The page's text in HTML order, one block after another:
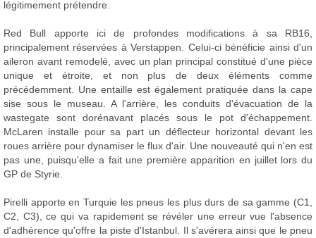
légitimement prétendre.
Red Bull apporte ici de profondes modifications à sa RB16,
principalement réservées à Verstappen. Celui-ci bénéficie ainsi d'un
aileron avant remodelé, avec un plan principal constitué d'une pièce
unique et étroite, et non plus de deux éléments comme
précédemment. Une entaille est également pratiquée dans la cape
sise sous le museau. A l'arrière, les conduits d'évacuation de la
wastegate sont dorénavant placés sous le pot d'échappement.
McLaren installe pour sa part un déflecteur horizontal devant les
roues arrière pour dynamiser le flux d'air. Une nouveauté qui n'en est
pas une, puisqu'elle a fait une première apparition en juillet lors du
GP de Styrie.
Pirelli apporte en Turquie les pneus les plus durs de sa gamme (C1,
C2, C3), ce qui va rapidement se révéler une erreur vue l'absence
d'adhérence qu'offre la piste d'Istanbul. Il s'avérera ainsi que le pneu